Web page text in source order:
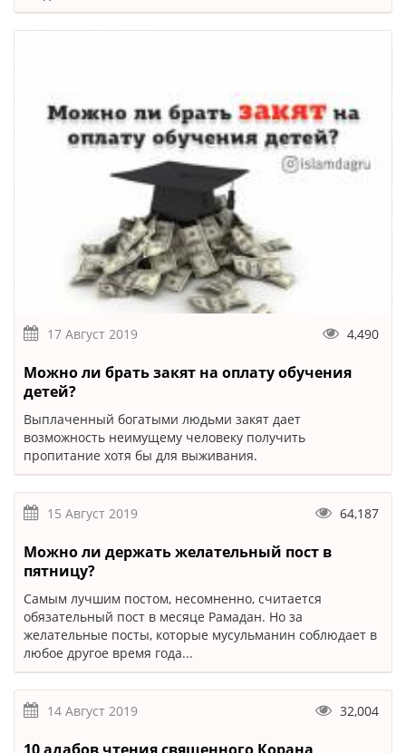
17 Август 2019 4,490
Можно ли брать закят на оплату обучения
детей?
Выплаченный богатыми людьми закят дает
возможность неимущему человеку получить
пропитание хотя бы для выживания.
15 Август 2019 64,187
Можно ли держать желательный пост в
пятницу?
Самым лучшим постом, несомненно, считается
обязательный пост в месяце Рамадан. Но за
желательные посты, которые мусульманин соблюдает в
любое другое время года...
14 Август 2019 32,004